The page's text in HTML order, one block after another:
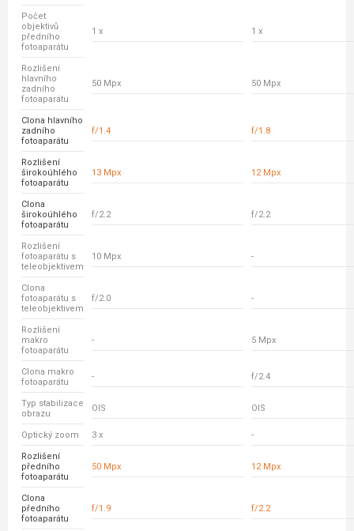
Počet
objektivů
předního
fotoaparátu
1 x 1 x
Rozlišení
hlavního
zadního
fotoaparátu
50 Mpx 50 Mpx
Clona hlavního
zadního
fotoaparátu
f/1.4 f/1.8
Rozlišení
širokoúhlého
fotoaparátu
13 Mpx 12 Mpx
Clona
širokoúhlého
fotoaparátu
f/2.2 f/2.2
Rozlišení
fotoaparátu s
teleobjektivem
10 Mpx -
Clona
fotoaparátu s
teleobjektivem
f/2.0 -
Rozlišení
makro
fotoaparátu
- 5 Mpx
Clona makro
fotoaparátu
- f/2.4
Typ stabilizace
obrazu
OIS OIS
Optický zoom 3 x -
Rozlišení
předního
fotoaparátu
50 Mpx 12 Mpx
Clona
předního
fotoaparátu
f/1.9 f/2.2